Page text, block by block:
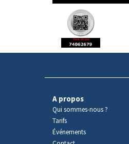
produit
A propos
Qui sommes-nous ?
Tarifs
Événements